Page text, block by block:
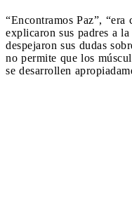
“Encontramos Paz”,
explicaron sus padres a
despejaron sus dudas
no permite que los
se desarrollen